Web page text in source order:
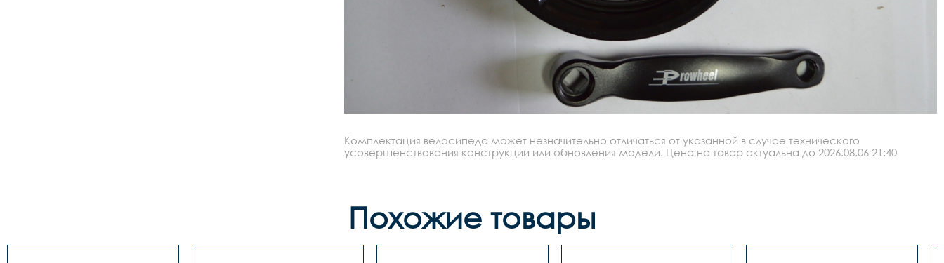
Комплектация велосипеда может незначительно отличаться от указанной в случае технического
усовершенствования конструкции или обновления модели. Цена на товар актуальна до 2026.08.06 21:40
Похожие товары